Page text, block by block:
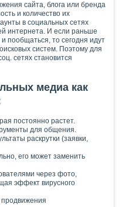
сайта, блога или бренда
и количество их
в социальных сетях
интернета. И если раньше
пообщаться, то сегодня идут
систем. Поэтому для
сетях становится
медиа как
постоянно растет.
для общения.
раскрутки (заявки,
его может заменить
через фото,
эффект вирусного
продвижения